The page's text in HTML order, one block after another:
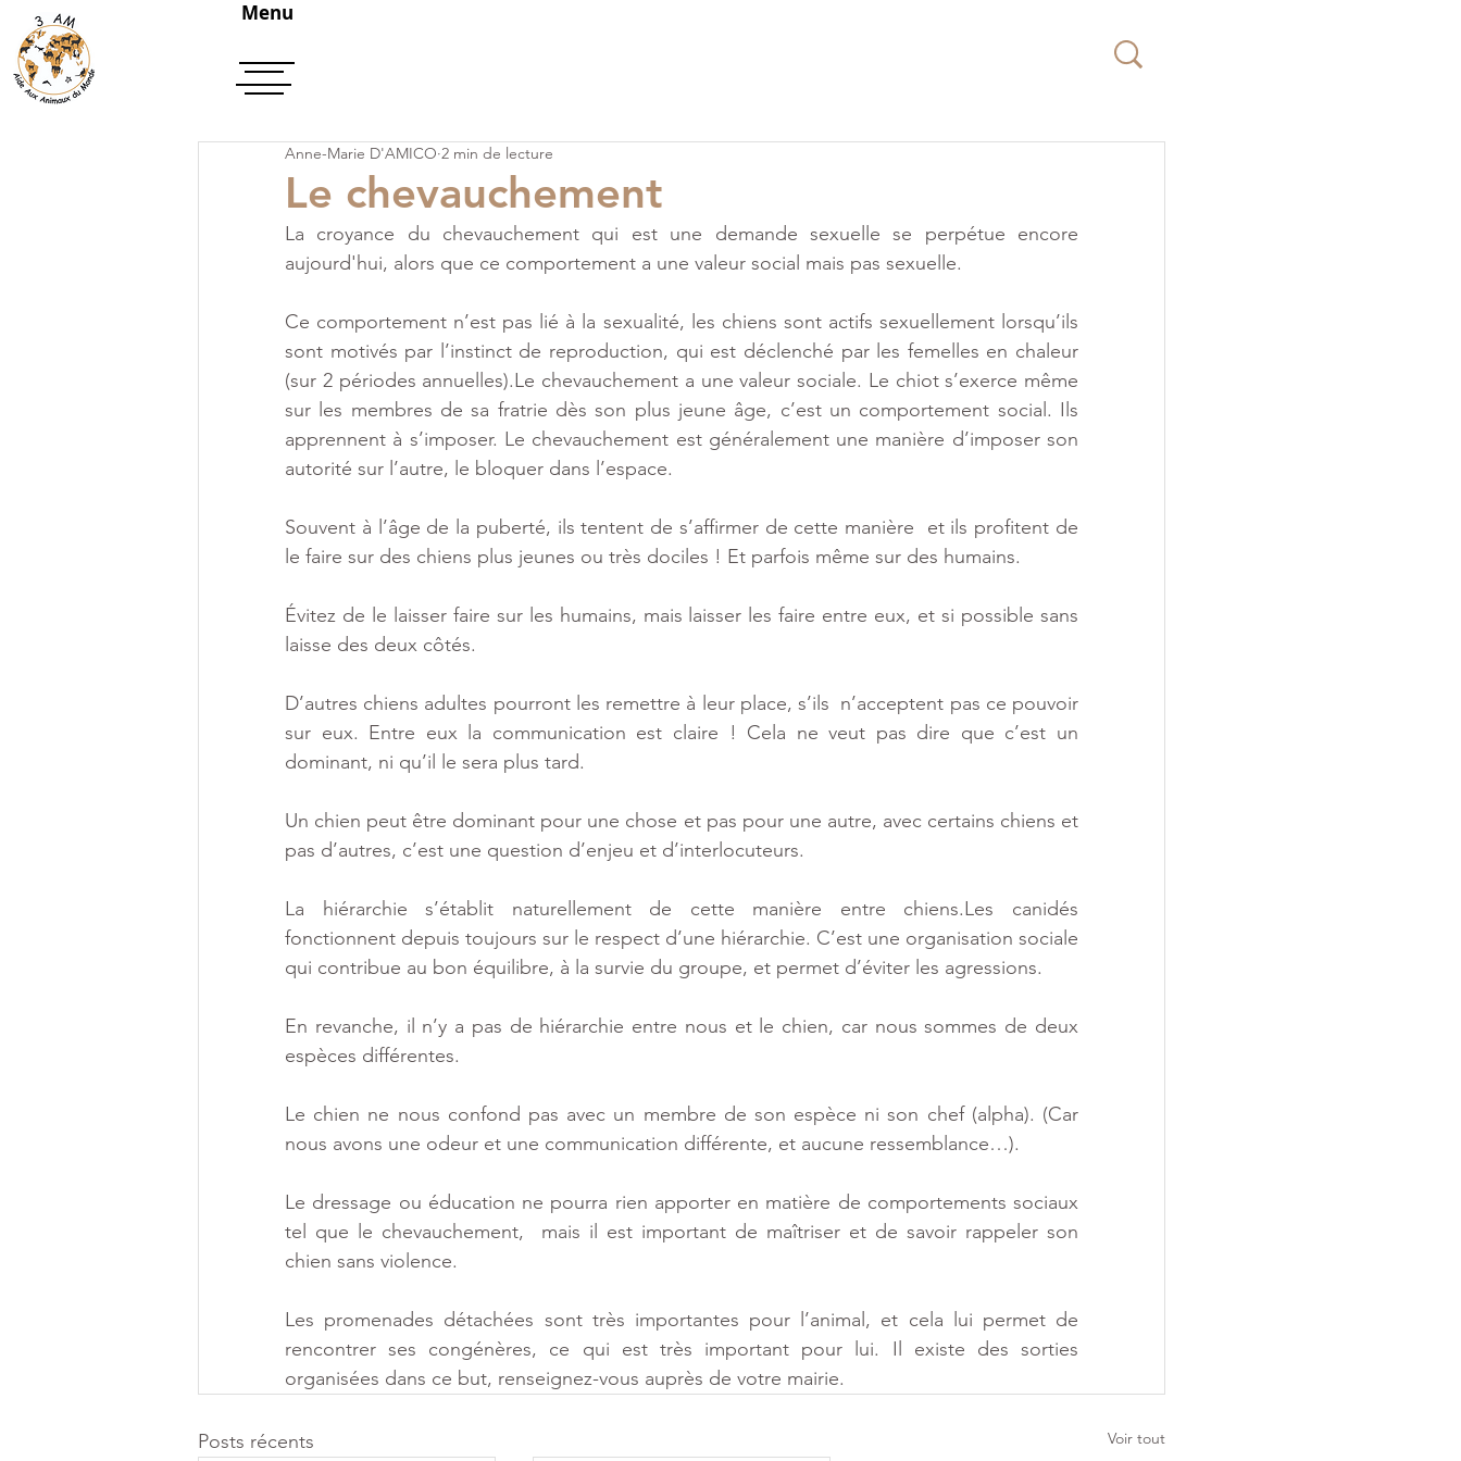
Menu
Le chevauchement
Anne-Marie D'AMICO 2 min de lecture
La croyance du chevauchement qui est une demande sexuelle se perpétue encore
aujourd'hui, alors que ce comportement a une valeur social mais pas sexuelle.
Ce comportement n’est pas lié à la sexualité, les chiens sont actifs sexuellement lorsqu’ils
sont motivés par l’instinct de reproduction, qui est déclenché par les femelles en chaleur
(sur 2 périodes annuelles).Le chevauchement a une valeur sociale. Le chiot s’exerce même
sur les membres de sa fratrie dès son plus jeune âge, c’est un comportement social. Ils
apprennent à s’imposer. Le chevauchement est généralement une manière d’imposer son
autorité sur l’autre, le bloquer dans l’espace.
Souvent à l’âge de la puberté, ils tentent de s’affirmer de cette manière  et ils profitent de
le faire sur des chiens plus jeunes ou très dociles ! Et parfois même sur des humains.
Évitez de le laisser faire sur les humains, mais laisser les faire entre eux, et si possible sans
laisse des deux côtés.
D’autres chiens adultes pourront les remettre à leur place, s’ils  n’acceptent pas ce pouvoir
sur eux. Entre eux la communication est claire ! Cela ne veut pas dire que c’est un
dominant, ni qu’il le sera plus tard.
Un chien peut être dominant pour une chose et pas pour une autre, avec certains chiens et
pas d’autres, c’est une question d’enjeu et d’interlocuteurs.
La hiérarchie s’établit naturellement de cette manière entre chiens.Les canidés
fonctionnent depuis toujours sur le respect d’une hiérarchie. C’est une organisation sociale
qui contribue au bon équilibre, à la survie du groupe, et permet d’éviter les agressions.
En revanche, il n’y a pas de hiérarchie entre nous et le chien, car nous sommes de deux
espèces différentes.
Le chien ne nous confond pas avec un membre de son espèce ni son chef (alpha). (Car
nous avons une odeur et une communication différente, et aucune ressemblance…).
Le dressage ou éducation ne pourra rien apporter en matière de comportements sociaux
tel que le chevauchement,  mais il est important de maîtriser et de savoir rappeler son
chien sans violence.
Les promenades détachées sont très importantes pour l’animal, et cela lui permet de
rencontrer ses congénères, ce qui est très important pour lui. Il existe des sorties
organisées dans ce but, renseignez-vous auprès de votre mairie.
Posts récents Voir tout